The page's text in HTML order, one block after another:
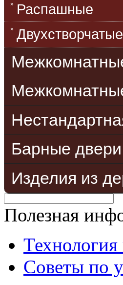
Распашные
Двухстворчатые
Барные двери
Изделия из
Полезная
Советы по